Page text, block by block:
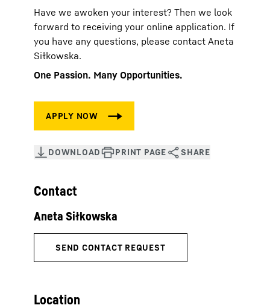
Have we awoken your interest? Then we look
forward to receiving your online application. If
you have any questions, please contact Aneta
Siłkowska.
One Passion. Many Opportunities.
Location
Contact